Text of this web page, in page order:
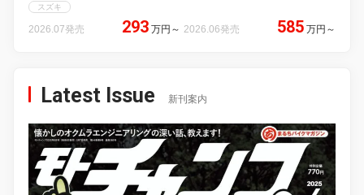
スズキ
2026.07発売 293 万円 ～ 2026.06発売 585 万円 ～
Latest Issue 新刊案内